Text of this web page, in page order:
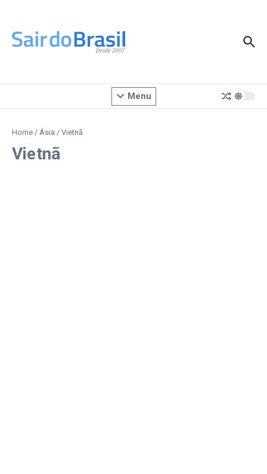
Menu
Home / Ásia / Vietnã
Vietnã